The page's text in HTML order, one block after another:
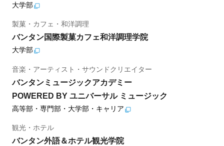
大学部
製菓・カフェ・和洋調理
バンタン国際製菓カフェ和洋調理学院
大学部
音楽・アーティスト・サウンドクリエイター
バンタンミュージックアカデミー
POWERED BY ユニバーサル ミュージック
高等部・専門部・大学部・キャリア
観光・ホテル
バンタン外語＆ホテル観光学院